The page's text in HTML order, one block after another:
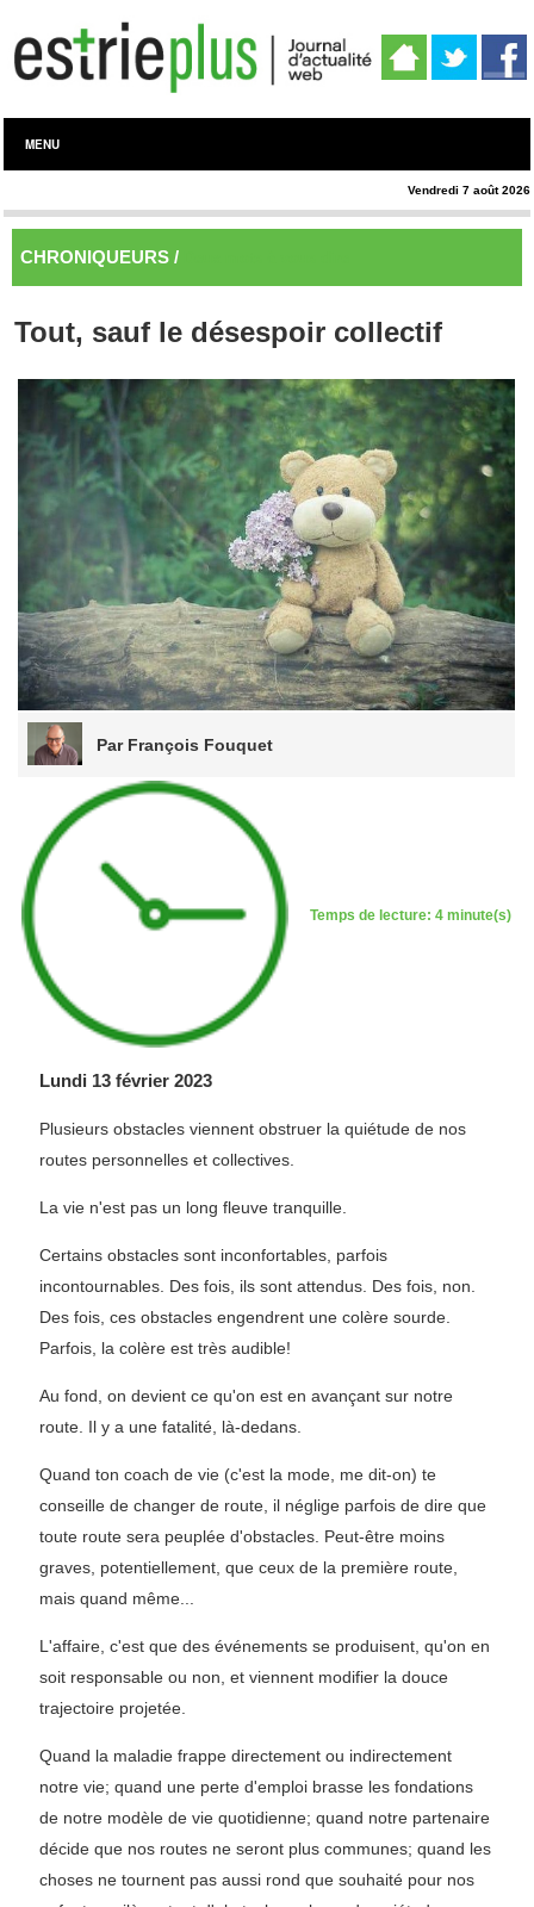
MENU
Vendredi 7 août 2026
CHRONIQUEURS /
Tout, sauf le désespoir collectif
Par François Fouquet
Temps de lecture: 4 minute(s)
Lundi 13 février 2023
Plusieurs obstacles viennent obstruer la quiétude de nos
routes personnelles et collectives.
La vie n'est pas un long fleuve tranquille.
Certains obstacles sont inconfortables, parfois
incontournables. Des fois, ils sont attendus. Des fois, non.
Des fois, ces obstacles engendrent une colère sourde.
Parfois, la colère est très audible!
Au fond, on devient ce qu'on est en avançant sur notre
route. Il y a une fatalité, là-dedans.
Quand ton coach de vie (c'est la mode, me dit-on) te
conseille de changer de route, il néglige parfois de dire que
toute route sera peuplée d'obstacles. Peut-être moins
graves, potentiellement, que ceux de la première route,
mais quand même...
L'affaire, c'est que des événements se produisent, qu'on en
soit responsable ou non, et viennent modifier la douce
trajectoire projetée.
Quand la maladie frappe directement ou indirectement
notre vie; quand une perte d'emploi brasse les fondations
de notre modèle de vie quotidienne; quand notre partenaire
décide que nos routes ne seront plus communes; quand les
choses ne tournent pas aussi rond que souhaité pour nos